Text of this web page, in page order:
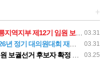
+
03.31
12기 임원 보궐선거결과 공고
03.31
기 대의원대회 재소집 건
03.25
궐선거 후보자 확정 공고